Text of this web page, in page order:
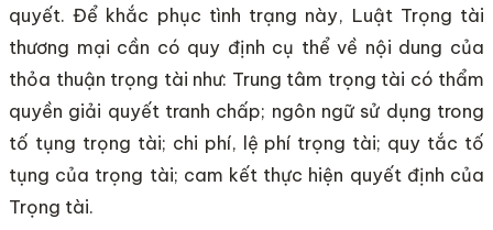
quyết. Để khắc phục tình trạng này, Luật Trọng tài
thương mại cần có quy định cụ thể về nội dung của
thỏa thuận trọng tài như: Trung tâm trọng tài có thẩm
quyền giải quyết tranh chấp; ngôn ngữ sử dụng trong
tố tụng trọng tài; chi phí, lệ phí trọng tài; quy tắc tố
tụng của trọng tài; cam kết thực hiện quyết định của
Trọng tài.